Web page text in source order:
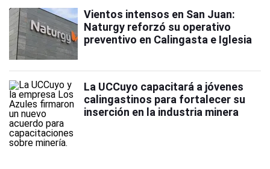
Vientos intensos en San Juan:
Naturgy reforzó su operativo
preventivo en Calingasta e Iglesia
La UCCuyo capacitará a jóvenes
calingastinos para fortalecer su
inserción en la industria minera